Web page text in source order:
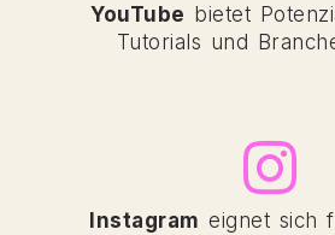
YouTube bietet
Tutorials und
Instagram eignet sich